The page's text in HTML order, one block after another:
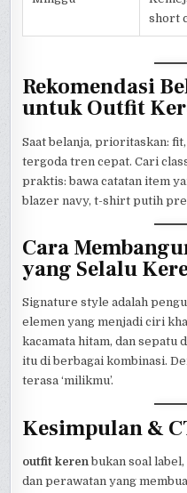
short
Rekomendasi
untuk Outfit
Saat belanja, prioritaskan:
tergoda tren cepat. Cari
praktis: bawa catatan item
blazer navy, t-shirt putih
Cara
yang Selalu
Signature style adalah
elemen yang menjadi ciri
kacamata hitam, dan sepatu
itu di berbagai kombinasi.
terasa ‘milikmu’.
Kesimpulan &
outfit kerenbukan soal
dan perawatan yang